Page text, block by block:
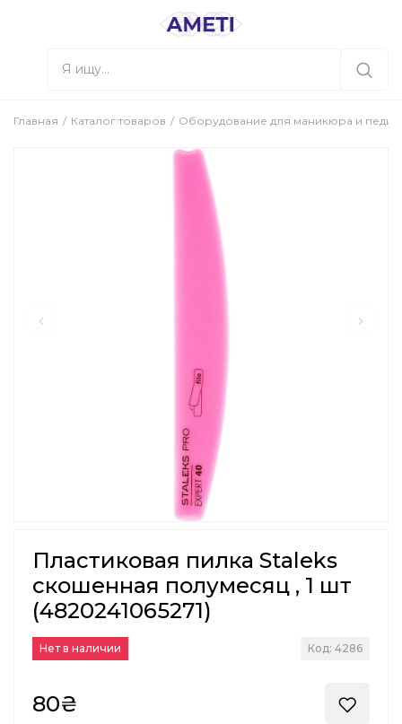
Главная Каталог товаров Оборудование для маникюра и
Пластиковая пилка Staleks
скошенная полумесяц , 1 шт
(4820241065271)
Нет в наличии Код: 4286
80₴